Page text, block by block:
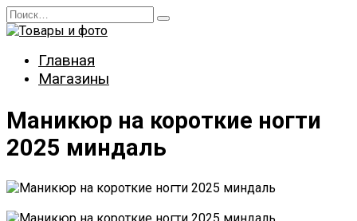
Перейти
к
Search
for:
Главная
Магазины
Маникюр на короткие ногти
2025 миндаль